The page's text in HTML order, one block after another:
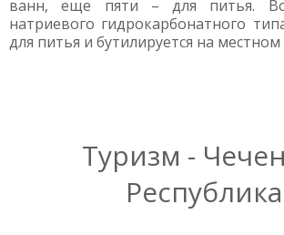
ванн, еще пяти – для питья.
натриевого гидрокарбонатного
для питья и бутилируется на местном
Туризм -
Республика